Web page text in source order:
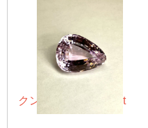
クンツァイト 46.7ct